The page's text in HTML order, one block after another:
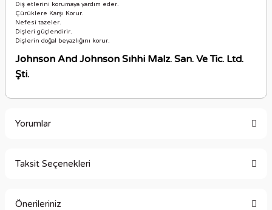
Diş etlerini korumaya yardım eder.
Çürüklere Karşı Korur.
Nefesi tazeler.
Dişleri güçlendirir.
Dişlerin doğal beyazlığını korur.
Johnson And Johnson Sıhhi Malz. San. Ve Tic. Ltd.
Şti.
Yorumlar
Taksit Seçenekleri
Önerileriniz